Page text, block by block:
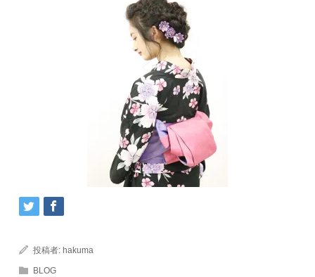
投稿者:hakuma
BLOG